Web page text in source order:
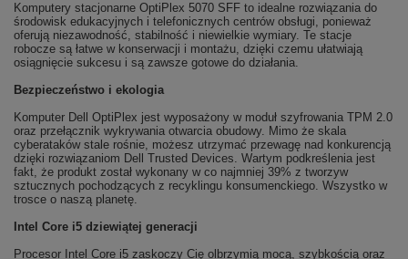
Komputery stacjonarne OptiPlex 5070 SFF to idealne rozwiązania do
środowisk edukacyjnych i telefonicznych centrów obsługi, ponieważ
oferują niezawodność, stabilność i niewielkie wymiary. Te stacje
robocze są łatwe w konserwacji i montażu, dzięki czemu ułatwiają
osiągnięcie sukcesu i są zawsze gotowe do działania.
Bezpieczeństwo i ekologia
Komputer Dell OptiPlex jest wyposażony w moduł szyfrowania TPM 2.0
oraz przełącznik wykrywania otwarcia obudowy. Mimo że skala
cyberataków stale rośnie, możesz utrzymać przewagę nad konkurencją
dzięki rozwiązaniom Dell Trusted Devices. Wartym podkreślenia jest
fakt, że produkt został wykonany w co najmniej 39% z tworzyw
sztucznych pochodzących z recyklingu konsumenckiego. Wszystko w
trosce o naszą planetę.
Intel Core i5 dziewiątej generacji
Procesor Intel Core i5 zaskoczy Cię olbrzymią mocą, szybkością oraz